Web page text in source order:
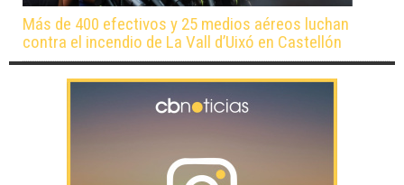
Más de 400 efectivos y 25 medios aéreos luchan
contra el incendio de La Vall d’Uixó en Castellón